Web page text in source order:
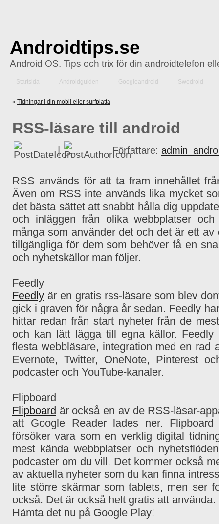
Androidtips.se
Android OS. Tips och trix för din androidtelefon
Startsida Androidguiden Googleandroid Swedroid
« Tidningar i din mobil eller surfplatta
RSS-läsare till android
| Författare:
RSS används för att ta fram innehållet
Även om RSS inte används lika mycket
det bästa sättet att snabbt hålla dig
och inläggen från olika webbplatser
många som använder det och det är ett
tillgängliga för dem som behöver få en
och nyhetskällor man följer.
Feedly
Feedly är en gratis rss-läsare som blev
gick i graven för några år sedan. Feedly
hittar redan från start nyheter från de
och kan lätt lägga till egna källor. Feedly
flesta webbläsare, integration med en rad
Evernote, Twitter, OneNote, Pinterest
podcaster och YouTube-kanaler.
Flipboard
Flipboard är också en av de RSS-läsar-
att Google Reader lades ner.
försöker vara som en verklig digital
mest kända webbplatser och
podcaster om du vill. Det kommer också
av aktuella nyheter som du kan finna
lite större skärmar som tablets, men ser
också. Det är också helt gratis att använda.
Hämta det nu på Google Play!